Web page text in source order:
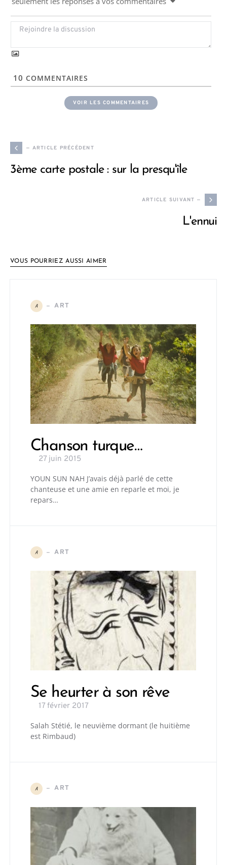
10 COMMENTAIRES
VOIR LES COMMENTAIRES
— ARTICLE PRÉCÉDENT
3ème carte postale : sur la presqu'île
ARTICLE SUIVANT —
L'ennui
VOUS POURRIEZ AUSSI AIMER
A ART
Chanson turque…
27 juin 2015
YOUN SUN NAH J’avais déjà parlé de cette
chanteuse et une amie en reparle et moi, je
repars…
A ART
Se heurter à son rêve
17 février 2017
Salah Stétié, le neuvième dormant (le huitième
est Rimbaud)
A ART